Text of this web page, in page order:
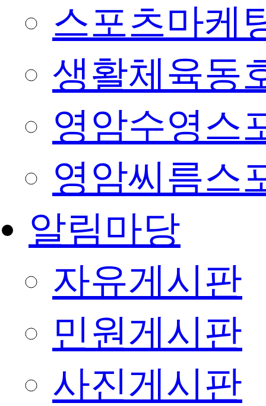
스포츠마케
생활체육동
영암수영스
영암씨름스
알림마당
자유게시판
민원게시판
사진게시판